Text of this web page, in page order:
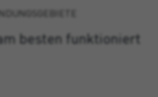
besten funktioniert